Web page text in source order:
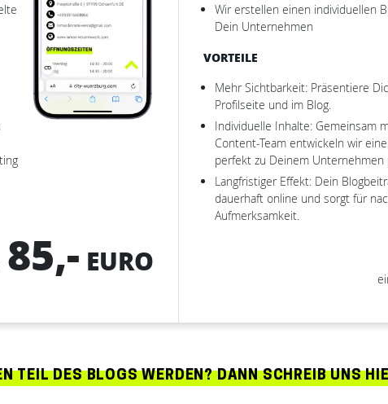
EURO
Wir erstellen einen individuellen
Dein Unternehmen
VORTEILE
Mehr Sichtbarkeit: Präsentiere
Profilseite und im Blog.
Individuelle Inhalte: Gemeinsam
Content-Team entwickeln wir
perfekt zu Deinem Unternehmen
Langfristiger Effekt: Dein
dauerhaft online und sorgt für
Aufmerksamkeit.
TEIL DES BLOGS WERDEN? DANN SCHREIB UNS